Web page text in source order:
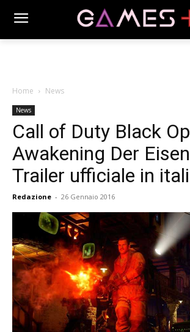
Home News
News
Call of Duty Black
Awakening Der
Trailer ufficiale in
Redazione - 26 Gennaio 2016